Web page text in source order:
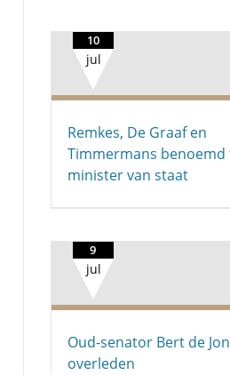
10
jul
Remkes, De Graaf en
Timmermans
minister van staat
9
jul
Oud-senator Bert de
overleden